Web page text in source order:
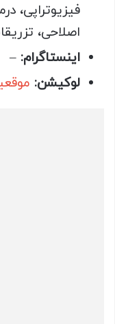
فیزیوتراپی،
اصلاحی،
اینستاگرام: –
لوکیشن: